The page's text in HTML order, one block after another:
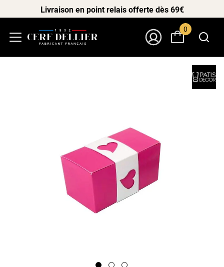
Livraison en point relais offerte dès 69€
0